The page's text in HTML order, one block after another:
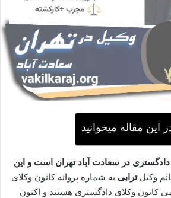
این مقاله میخوانید
دادگستری در سعادت آباد تهران است و این
وکیل ترابی به شماره پروانه کانون وکلای
کانون وکلای دادگستری هستند و اکنون